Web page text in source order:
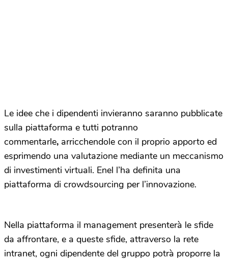
Le idee che i dipendenti invieranno saranno pubblicate
sulla piattaforma e tutti potranno
commentarle, arricchendole con il proprio apporto ed
esprimendo una valutazione mediante un meccanismo
di investimenti virtuali. Enel l’ha definita una
piattaforma di crowdsourcing per l’innovazione.
Nella piattaforma il management presenterà le sfide
da affrontare, e a queste sfide, attraverso la rete
intranet, ogni dipendente del gruppo potrà proporre la